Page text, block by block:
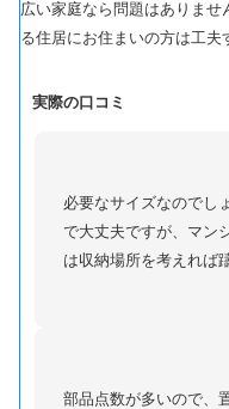
広い家庭なら問題はありま
る住居にお住まいの方は工夫
実際の口コミ
必要なサイズなのでし
で大丈夫ですが、マン
は収納場所を考えれば
部品点数が多いので、